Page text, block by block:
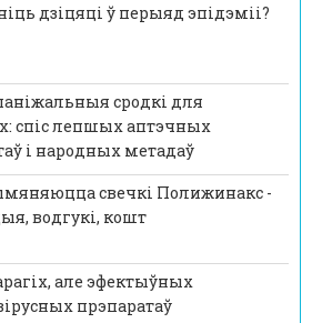
дзіцяці ў перыяд эпідэміі?
сродкі для
спіс лепшых аптэчных
і народных метадаў
свечкі Полижинакс -
водгукі, кошт
але эфектыўных
прэпаратаў